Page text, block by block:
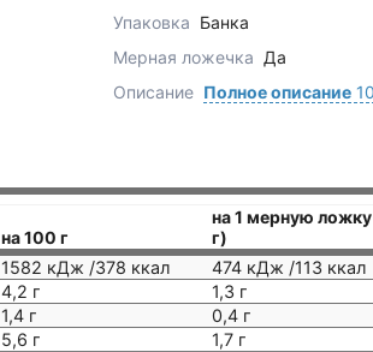
Упаковка Банка
Мерная ложечка Да
Описание Полное описание
на 100 г
на 1 мерную
г)
1582 кДж /378 ккал
474 кДж /113 ккал
4,2 г
1,3 г
1,4 г
0,4 г
5,6 г
1,7 г